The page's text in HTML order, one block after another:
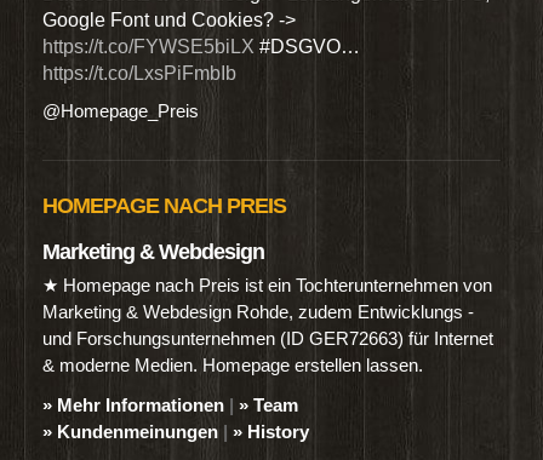
Google Font und Cookies? ->
https://t.co/FYWSE5biLX #DSGVO…
https://t.co/LxsPiFmbIb
@Homepage_Preis
HOMEPAGE NACH PREIS
Marketing & Webdesign
★ Homepage nach Preis ist ein Tochterunternehmen von
Marketing & Webdesign Rohde, zudem Entwicklungs -
und Forschungsunternehmen (ID GER72663) für Internet
& moderne Medien. Homepage erstellen lassen.
» Mehr Informationen | » Team
» Kundenmeinungen | » History